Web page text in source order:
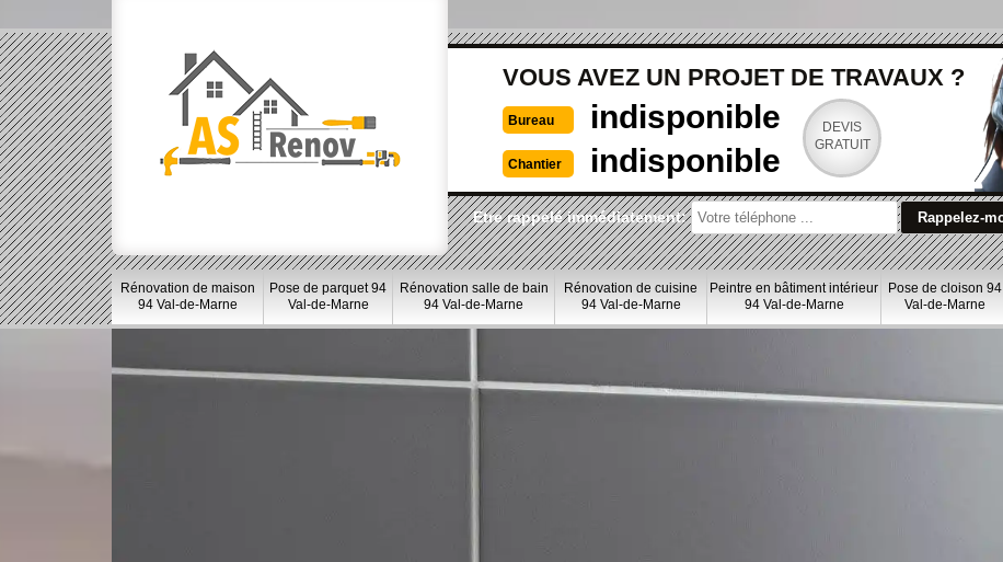
VOUS AVEZ UN PROJET DE TRAVAUX ?
Bureau indisponible
Chantier indisponible
DEVIS
GRATUIT
Etre rappelé immédiatement:
Rénovation de maison
94 Val-de-Marne
Pose de parquet 94
Val-de-Marne
Rénovation salle de bain
94 Val-de-Marne
Rénovation de cuisine
94 Val-de-Marne
Peintre en bâtiment intérieur
94 Val-de-Marne
Pose de cloison 94
Val-de-Marne